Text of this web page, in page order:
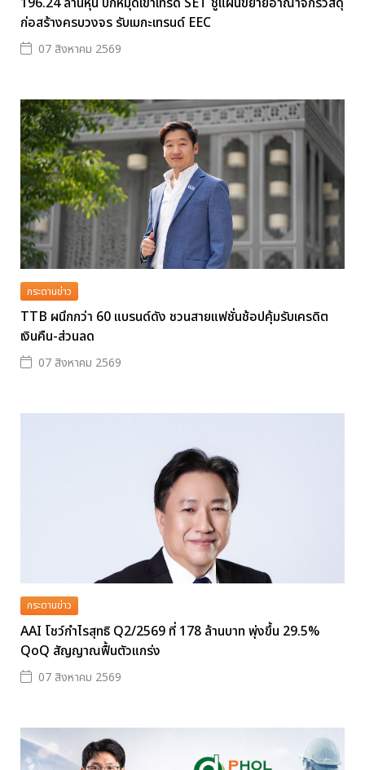
ก่อสร้างครบวงจร รับเมกะเทรนด์ EEC
07 สิงหาคม 2569
กระดานข่าว
TTB ผนึกกว่า 60 แบรนด์ดัง ชวนสายแฟชั่นช้อปคุ้มรับเครดิต
เงินคืน-ส่วนลด
07 สิงหาคม 2569
กระดานข่าว
AAI โชว์กำไรสุทธิ Q2/2569 ที่ 178 ล้านบาท พุ่งขึ้น 29.5%
QoQ สัญญาณฟื้นตัวแกร่ง
07 สิงหาคม 2569